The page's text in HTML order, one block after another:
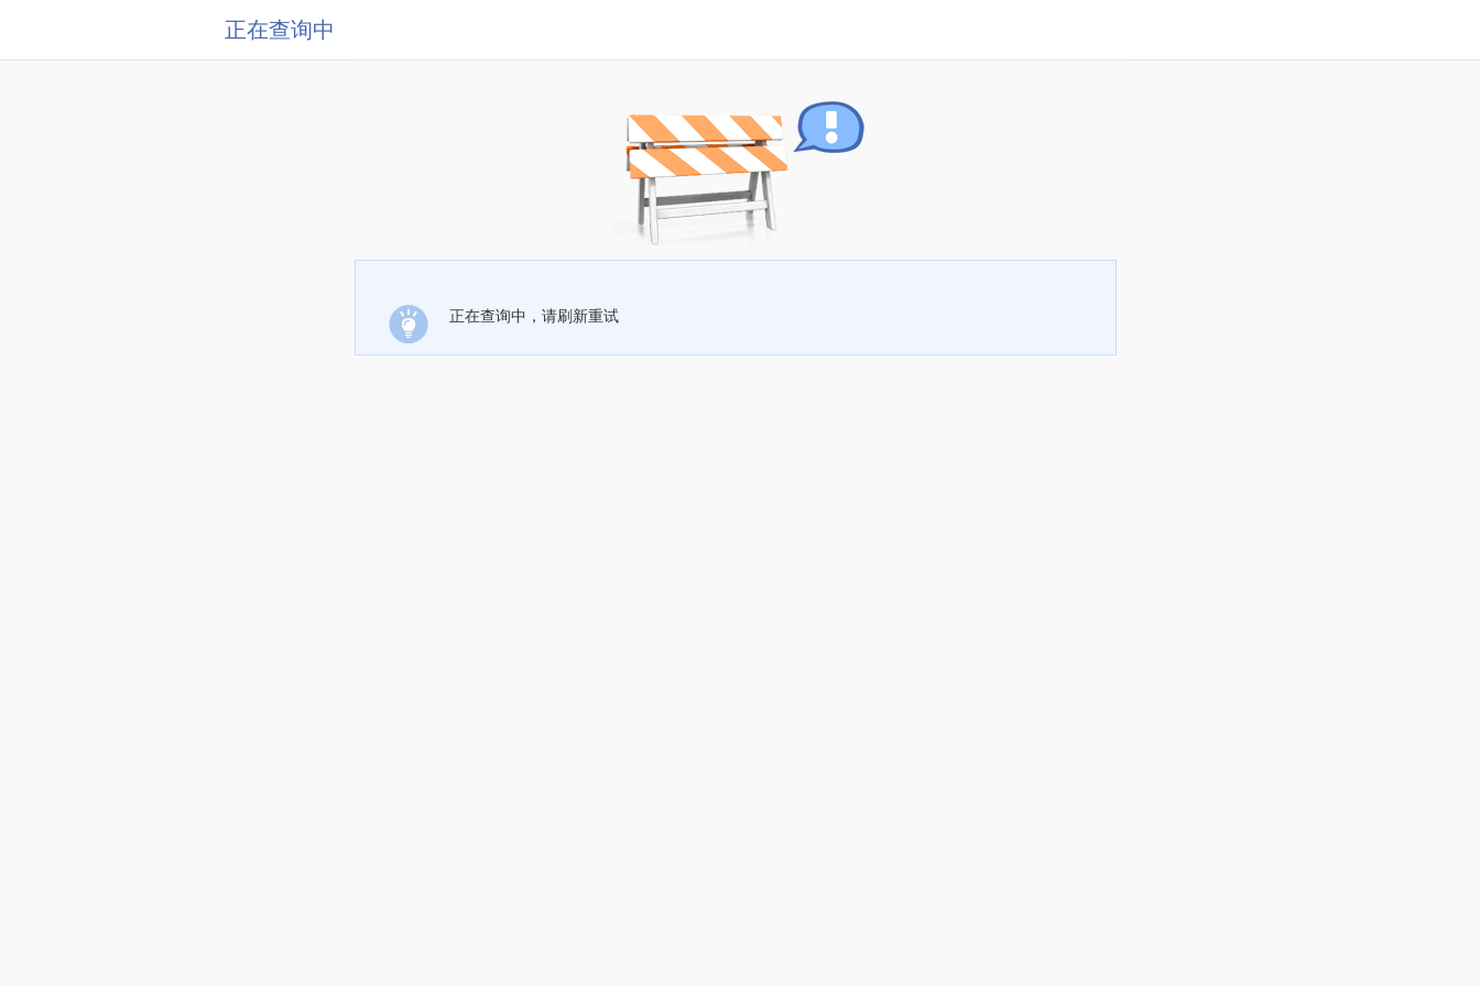
正在查询中
正在查询中，请刷新重试